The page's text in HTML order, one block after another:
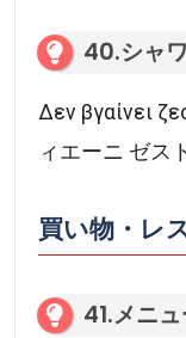
40.シャ
Δεν βγαίνει
ィエーニ ゼス
買い物・レ
41.メニ